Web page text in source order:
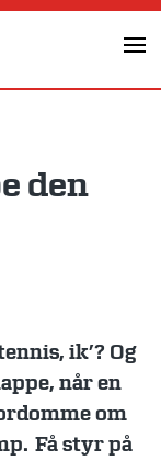
den
ik’? Og
når en
om
Få styr på